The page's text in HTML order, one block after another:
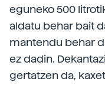
eguneko 500
aldatu behar bait
mantendu behar
ez dadin.
gertatzen da,